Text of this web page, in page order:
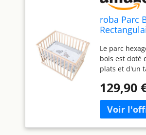
roba Parc
Tapis de
et Roues
Le parc
bois est doté
plats et d'un
protection
parc testé
sécurité offre
surface de jeu
sommeil. La
129,90